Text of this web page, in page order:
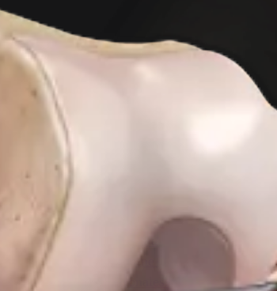
y económico para aumentar los
BioCartilage contiene la matriz
cartilaginoso adicionales. El principio de